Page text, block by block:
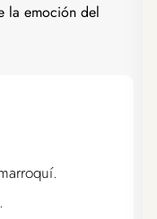
la emoción del